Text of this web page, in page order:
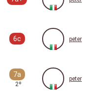
6c peter
7a
2º
peter